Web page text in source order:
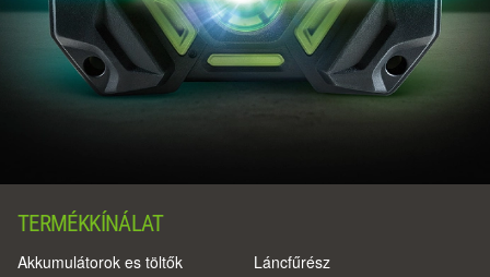
TERMÉKKÍNÁLAT
Akkumulátorok es töltők
Láncfűrész